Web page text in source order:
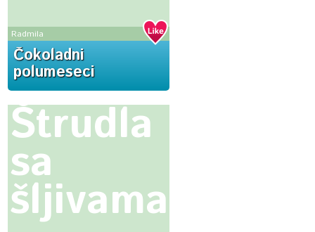
Radmila
Čokoladni
polumeseci
Štrudla
sa
šljivama